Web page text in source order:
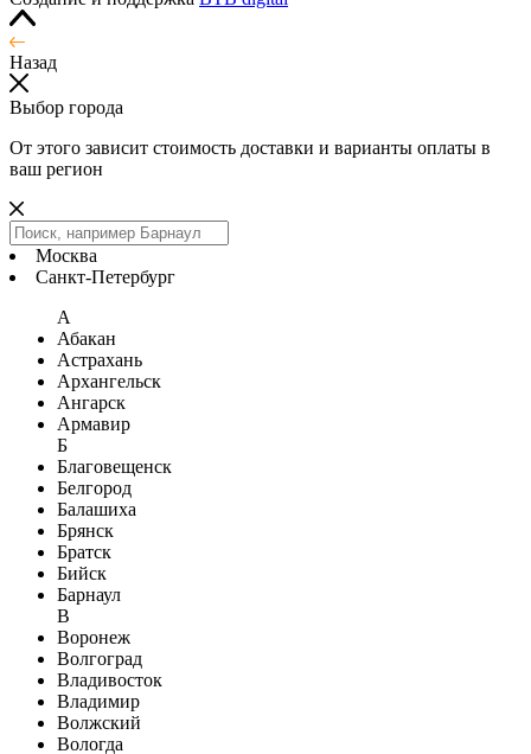
Назад
Выбор города
От этого зависит стоимость доставки и варианты оплаты в
ваш регион
Москва
Санкт-Петербург
А
Абакан
Астрахань
Архангельск
Ангарск
Армавир
Б
Благовещенск
Белгород
Балашиха
Брянск
Братск
Бийск
Барнаул
В
Воронеж
Волгоград
Владивосток
Владимир
Волжский
Вологда